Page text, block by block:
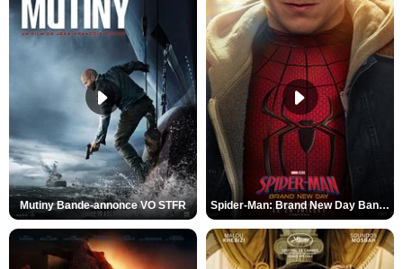
Mutiny Bande-annonce VO STFR Spider-Man: Brand New Day Bande-annonce VO STFR